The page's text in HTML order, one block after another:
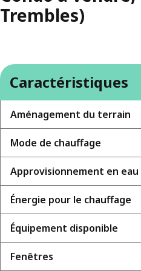
Trembles)
Caractéristiques
Aménagement du terrain
Mode de chauffage
Approvisionnement en eau
Énergie pour le chauffage
Équipement disponible
Fenêtres